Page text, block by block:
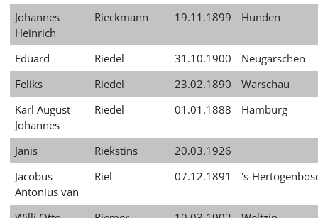
Johannes
Heinrich
Rieckmann 19.11.1899 Hunden
Eduard Riedel 31.10.1900
Neugarschen
Feliks
Riedel 23.02.1890
Warschau
Karl August
Johannes
Riedel 01.01.1888 Hamburg
Janis Riekstins
20.03.1926
Jacobus
Antonius van
Riel 07.12.1891 's-